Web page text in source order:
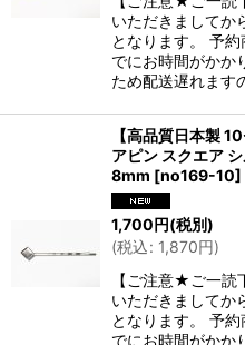
いただきましてか
となります。 予
でにお時間がかか
ため配送遅れます
【高品質日本製
アピン スクエア
8mm [no169-10]
1,700円(税別)
(税込: 1,870円)
【ご注意★ご一読
いただきましてか
となります。 予
でにお時間がかか